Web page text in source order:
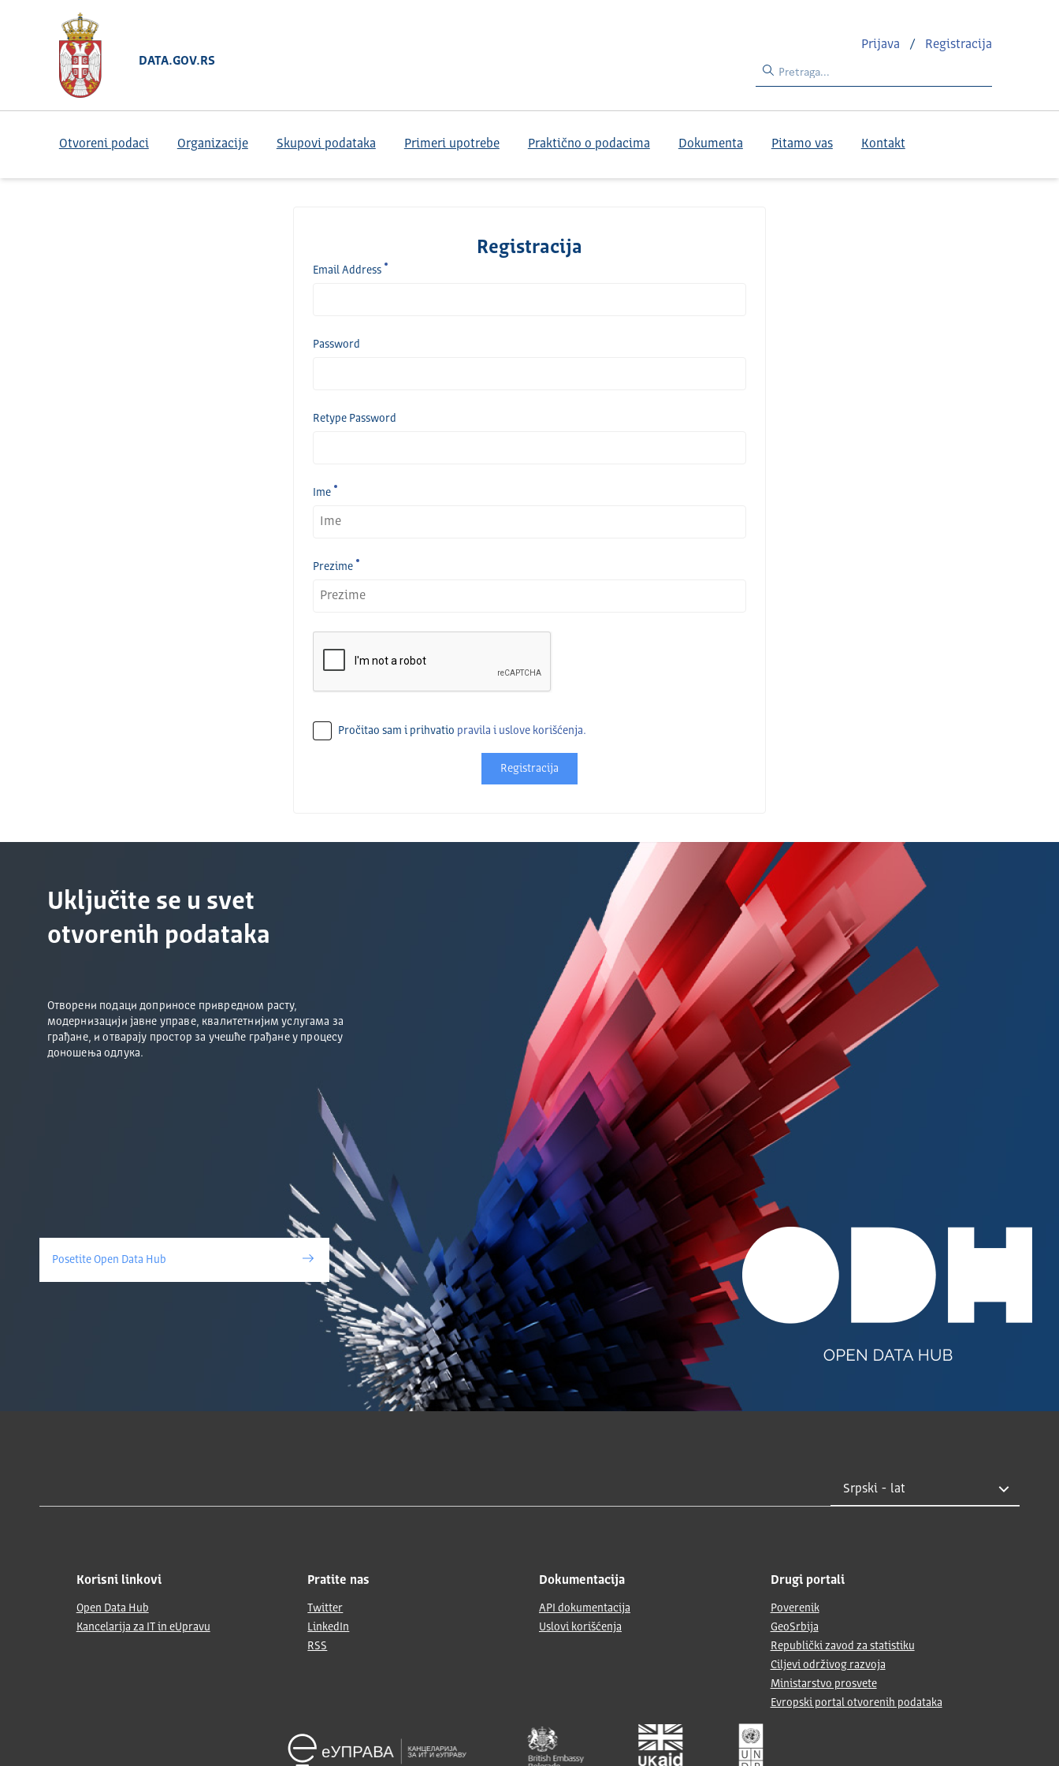
DATA.GOV.RS
Prijava / Registracija
Otvoreni podaci Organizacije Skupovi podataka Primeri upotrebe Praktično o podacima Dokumenta Pitamo vas Kontakt
Registracija
Email Address
Password
Retype Password
Ime
Prezime
Pročitao sam i prihvatio pravila i uslove korišćenja.
Registracija
Uključite se u svet
otvorenih podataka
Отворени подаци доприносе привредном расту,
модернизацији јавне управе, квалитетнијим услугама за
грађане, и отварају простор за учешће грађане у процесу
доношења одлука.
Posetite Open Data Hub
Korisni linkovi
Open Data Hub
Kancelarija za IT in eUpravu
Pratite nas
Twitter
LinkedIn
RSS
Dokumentacija
API dokumentacija
Uslovi korišćenja
Drugi portali
Poverenik
GeoSrbija
Republički zavod za statistiku
Ciljevi održivog razvoja
Ministarstvo prosvete
Evropski portal otvorenih podataka